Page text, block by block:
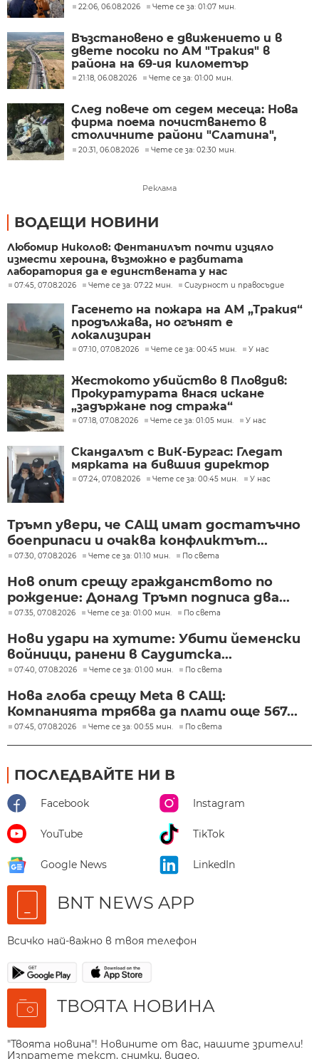
22:06, 06.08.2026 Чете се за: 01:07 мин.
Възстановено е движението и в
двете посоки по АМ "Тракия" в
района на 69-ия километър
21:18, 06.08.2026 Чете се за: 01:00 мин.
След повече от седем месеца: Нова
фирма поема почистването в
столичните райони "Слатина",
"Подуяне" и "Изгрев"
20:31, 06.08.2026 Чете се за: 02:30 мин.
Реклама
ВОДЕЩИ НОВИНИ
Любомир Николов: Фентанилът почти изцяло
измести хероина, възможно е разбитата
лаборатория да е единствената у нас
07:45, 07.08.2026 Чете се за: 07:22 мин. Сигурност и правосъдие
Гасенето на пожара на АМ „Тракия“
продължава, но огънят е
локализиран
07:10, 07.08.2026 Чете се за: 00:45 мин. У нас
Жестокото убийство в Пловдив:
Прокуратурата внася искане
„задържане под стража“
07:18, 07.08.2026 Чете се за: 01:05 мин. У нас
Скандалът с ВиК-Бургас: Гледат
мярката на бившия директор
07:24, 07.08.2026 Чете се за: 00:45 мин. У нас
Тръмп увери, че САЩ имат достатъчно
боеприпаси и очаква конфликтът...
07:30, 07.08.2026 Чете се за: 01:10 мин. По света
Нов опит срещу гражданството по
рождение: Доналд Тръмп подписа два...
07:35, 07.08.2026 Чете се за: 01:00 мин. По света
Нови удари на хутите: Убити йеменски
войници, ранени в Саудитска...
07:40, 07.08.2026 Чете се за: 01:00 мин. По света
Нова глоба срещу Meta в САЩ:
Компанията трябва да плати още 567...
07:45, 07.08.2026 Чете се за: 00:55 мин. По света
ПОСЛЕДВАЙТЕ НИ В
Facebook Instagram
YouTube TikTok
Google News LinkedIn
BNT NEWS APP
Всичко най-важно в твоя телефон
ТВОЯТА НОВИНА
"Твоята новина"! Новините от вас, нашите зрители!
Изпратете текст, снимки, видео.